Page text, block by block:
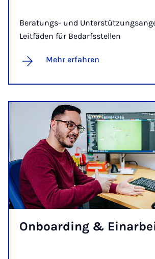
Beratungs- und
Leitfäden für Bedarfsstellen
Mehr erfahren
On­boar­ding &